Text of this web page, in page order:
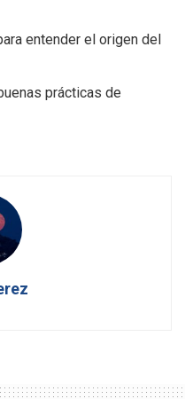
entender el origen del
prácticas de